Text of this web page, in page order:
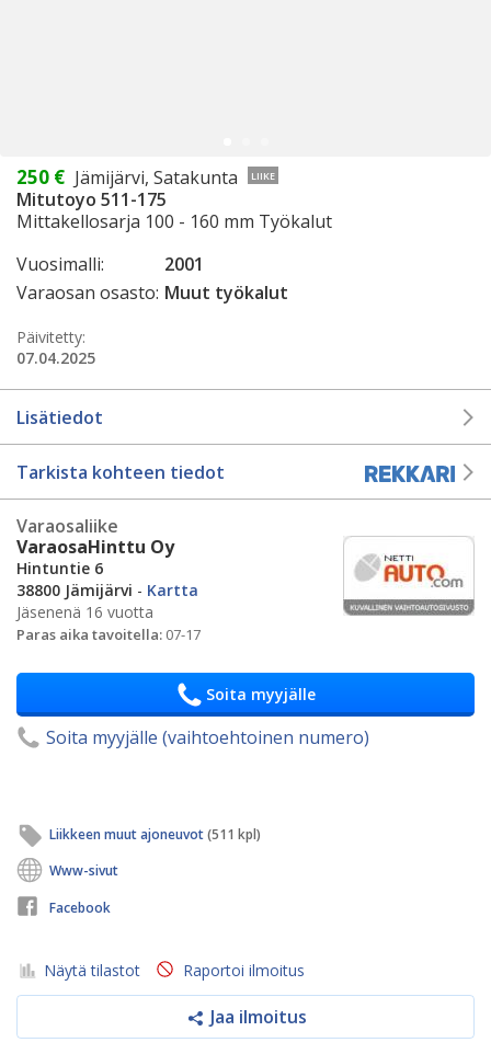
250 € Jämijärvi, Satakunta LIIKE
Mitutoyo 511-175
Mittakellosarja 100 - 160 mm Työkalut
Vuosimalli:
2001
Varaosan osasto: Muut työkalut
Päivitetty:
07.04.2025
Lisätiedot
Tarkista kohteen tiedot
Varaosaliike
VaraosaHinttu Oy
Hintuntie 6
38800 Jämijärvi - Kartta
Jäsenenä 16 vuotta
Paras aika tavoitella: 07-17
Soita myyjälle
Soita myyjälle (vaihtoehtoinen numero)
Liikkeen muut ajoneuvot(511 kpl)
Www-sivut
Facebook
Näytä tilastot Raportoi ilmoitus
Jaa ilmoitus